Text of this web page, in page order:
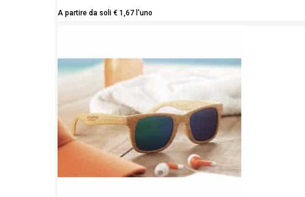
A partire da soli € 1,67 l'uno